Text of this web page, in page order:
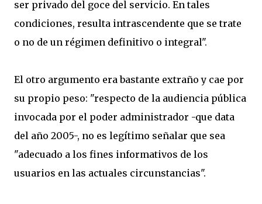
ser privado del goce del servicio. En tales
condiciones, resulta intrascendente que se trate
o no de un régimen definitivo o integral".
El otro argumento era bastante extraño y cae por
su propio peso: "respecto de la audiencia pública
invocada por el poder administrador -que data
del año 2005-, no es legítimo señalar que sea
"adecuado a los fines informativos de los
usuarios en las actuales circunstancias".